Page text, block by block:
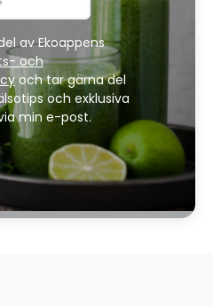
av Ekoappens
och
och tar gärna del
och exklusiva
min e-post.